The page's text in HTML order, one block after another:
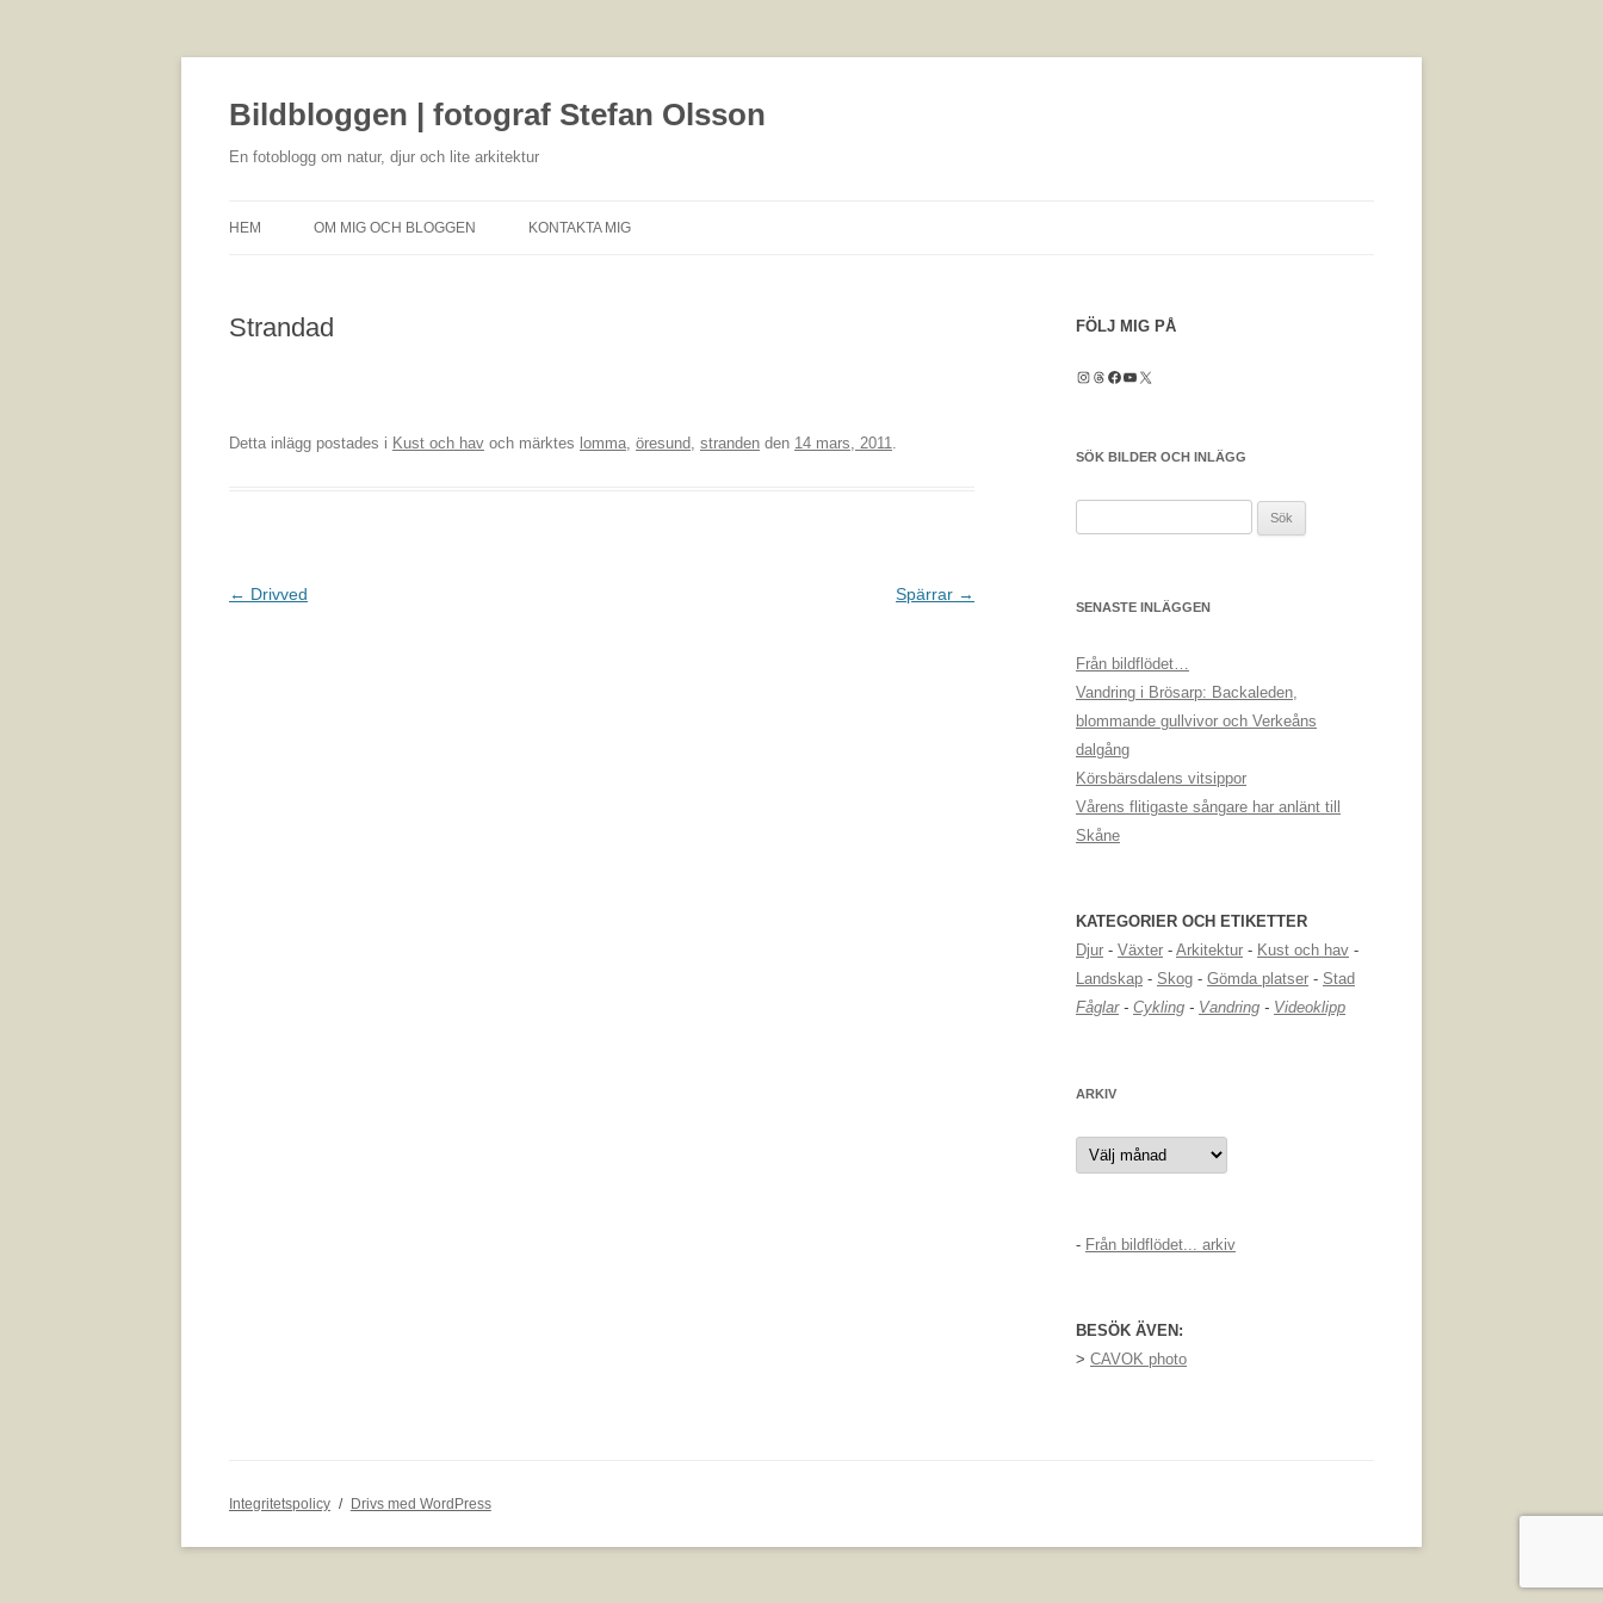
Bildbloggen | fotograf Stefan Olsson
En fotoblogg om natur, djur och lite arkitektur
HEM OM MIG OCH BLOGGEN KONTAKTA MIG
Strandad
Detta inlägg postades i Kust och hav och märktes lomma, öresund, stranden den 14 mars, 2011.
Inläggsnavigering
← Drivved Spärrar →
FÖLJ MIG PÅ
Instagram
Threads
Facebook
YouTube
X
SÖK BILDER OCH INLÄGG
SENASTE INLÄGGEN
Från bildflödet…
Vandring i Brösarp: Backaleden,
blommande gullvivor och Verkeåns
dalgång
Körsbärsdalens vitsippor
Vårens flitigaste sångare har anlänt till
Skåne
KATEGORIER OCH ETIKETTER
Djur - Växter - Arkitektur - Kust och hav -
Landskap - Skog - Gömda platser - Stad
Fåglar- Cykling - Vandring - Videoklipp
ARKIV
Arkiv
- Från bildflödet... arkiv
BESÖK ÄVEN:
> CAVOK photo
Integritetspolicy Drivs med WordPress